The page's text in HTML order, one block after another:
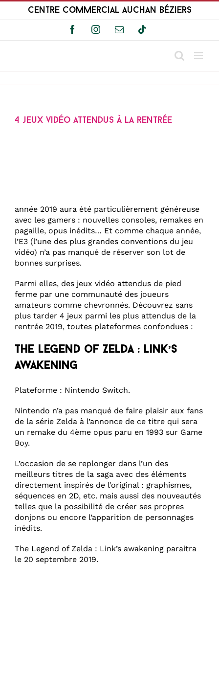
Passer
Centre Commercial Auchan Béziers
FacebookInstagramEmailTiktok
4 jeux vidéo attendus à la rentrée
année 2019 aura été particulièrement généreuse
avec les gamers : nouvelles consoles, remakes en
pagaille, opus inédits… Et comme chaque année,
l’E3 (l’une des plus grandes conventions du jeu
vidéo) n’a pas manqué de réserver son lot de
bonnes surprises.
Parmi elles, des jeux vidéo attendus de pied
ferme par une communauté des joueurs
amateurs comme chevronnés. Découvrez sans
plus tarder 4 jeux parmi les plus attendus de la
rentrée 2019, toutes plateformes confondues :
The Legend of Zelda : Link’s
awakening
Plateforme : Nintendo Switch.
Nintendo n’a pas manqué de faire plaisir aux fans
de la série Zelda à l’annonce de ce titre qui sera
un remake du 4ème opus paru en 1993 sur Game
Boy.
L’occasion de se replonger dans l’un des
meilleurs titres de la saga avec des éléments
directement inspirés de l’original : graphismes,
séquences en 2D, etc. mais aussi des nouveautés
telles que la possibilité de créer ses propres
donjons ou encore l’apparition de personnages
inédits.
The Legend of Zelda : Link’s awakening paraitra
le 20 septembre 2019.